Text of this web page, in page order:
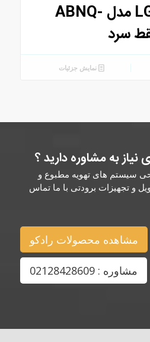
داکت اسپلیت LG مدل ABNQ-
نمایش جزئیات
نیاز به مشاوره دارید ؟
سیستم های تهویه مطبوع و
و تجهیزات برودتی با ما تماس
مشاهده محصولات رادکو
مشاوره : 02128428609